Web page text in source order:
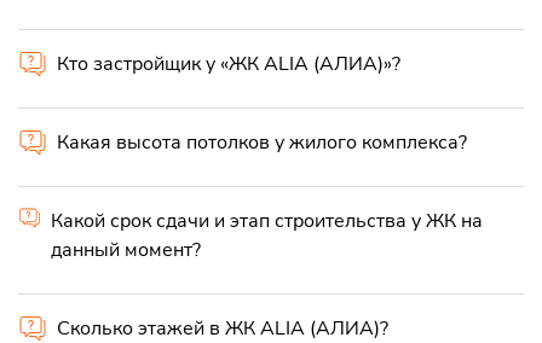
Кто застройщик у «ЖК ALIA (АЛИА)»?
Какая высота потолков у жилого комплекса?
Какой срок сдачи и этап строительства у ЖК на
данный момент?
Сколько этажей в ЖК ALIA (АЛИА)?